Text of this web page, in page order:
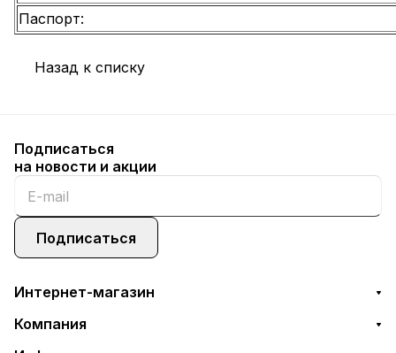
Паспорт:
Назад к списку
Подписаться
на новости и акции
Подписаться
Интернет-магазин
Компания